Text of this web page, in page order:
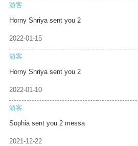
游客
Horny Shriya sent you 2
2022-01-15
游客
Horny Shriya sent you 2
2022-01-10
游客
Sophia sent you 2 messa
2021-12-22